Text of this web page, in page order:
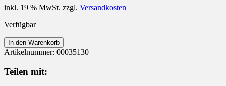
inkl. 19 % MwSt. zzgl. Versandkosten
Verfügbar
Anhänger
925
Lebensbaum
Menge
In den Warenkorb
Artikelnummer: 00035130
Teilen mit: